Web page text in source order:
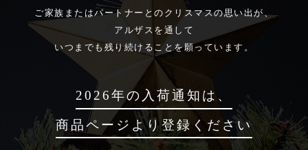
ご家族またはパートナーとのクリスマスの思い出が、
アルザスを通して
いつまでも残り続けることを願っています。
2026年の入荷通知は、
商品ページより登録ください